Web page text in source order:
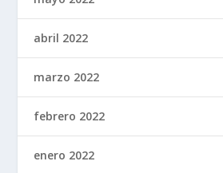
abril 2022
marzo 2022
febrero 2022
enero 2022